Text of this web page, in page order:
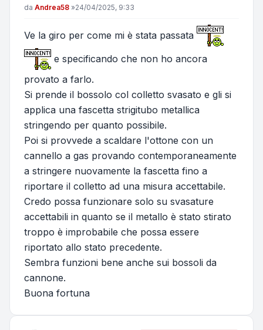
Messaggio
da Andrea58 »24/04/2025, 9:33
Ve la giro per come mi è stata passata
e specificando che non ho ancora
provato a farlo.
Si prende il bossolo col colletto svasato e gli si
applica una fascetta strigitubo metallica
stringendo per quanto possibile.
Poi si provvede a scaldare l'ottone con un
cannello a gas provando contemporaneamente
a stringere nuovamente la fascetta fino a
riportare il colletto ad una misura accettabile.
Credo possa funzionare solo su svasature
accettabili in quanto se il metallo è stato stirato
troppo è improbabile che possa essere
riportato allo stato precedente.
Sembra funzioni bene anche sui bossoli da
cannone.
Buona fortuna